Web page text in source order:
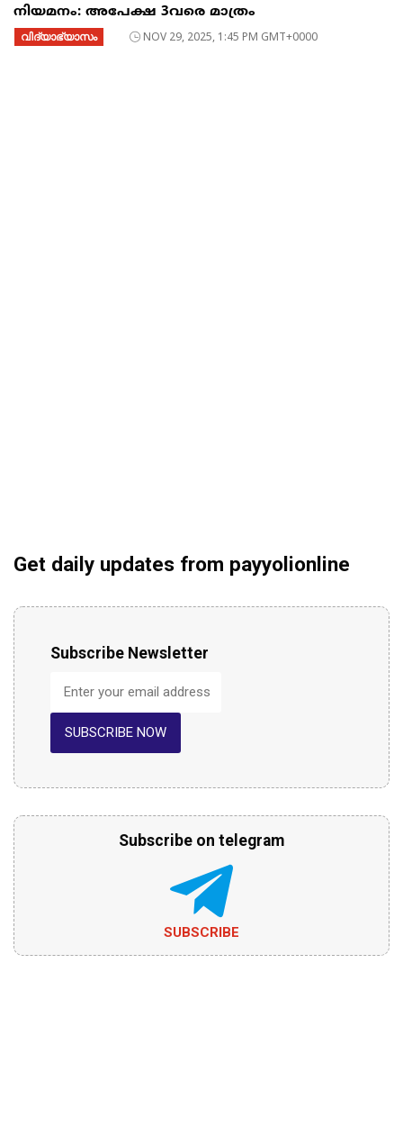
നിയമനം: അപേക്ഷ 3വരെ മാത്രം
വിദ്യാഭ്യാസം NOV 29, 2025, 1:45 PM GMT+0000
Get daily updates from payyolionline
Subscribe Newsletter
SUBSCRIBE NOW
Subscribe on telegram
SUBSCRIBE